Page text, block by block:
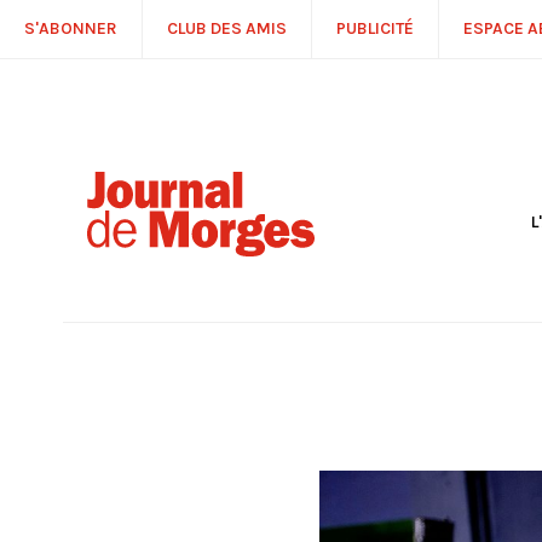
S'ABONNER CLUB DES AMIS PUBLICITÉ ESPACE